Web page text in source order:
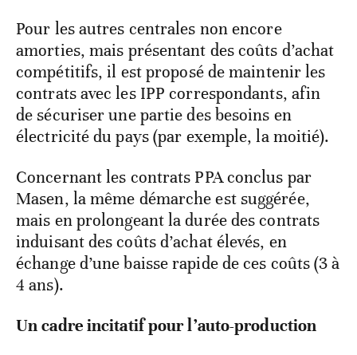
Pour les autres centrales non encore
amorties, mais présentant des coûts d’achat
compétitifs, il est proposé de maintenir les
contrats avec les IPP correspondants, afin
de sécuriser une partie des besoins en
électricité du pays (par exemple, la moitié).
Concernant les contrats PPA conclus par
Masen, la même démarche est suggérée,
mais en prolongeant la durée des contrats
induisant des coûts d’achat élevés, en
échange d’une baisse rapide de ces coûts (3 à
4 ans).
Un cadre incitatif pour l’auto-production